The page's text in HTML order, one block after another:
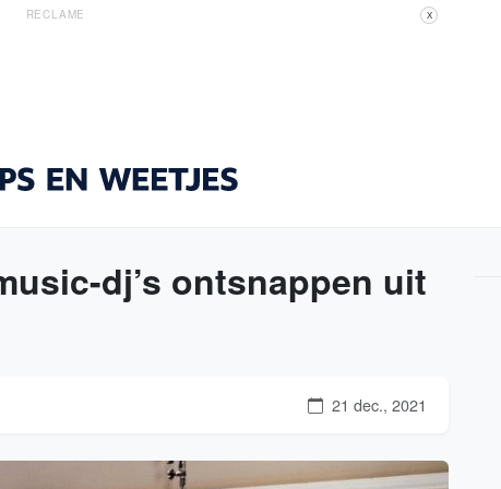
RECLAME X
dj’s ontsnappen uit
21 dec., 2021